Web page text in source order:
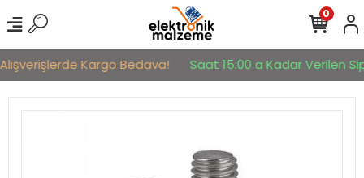
Kargo Bedava! Saat 15:00 a Kadar Verilen
0